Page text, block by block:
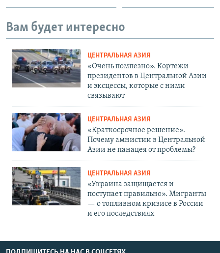
Вам будет интересно
ЦЕНТРАЛЬНАЯ АЗИЯ
«Очень помпезно». Кортежи
президентов в Центральной Азии
и эксцессы, которые с ними
связывают
ЦЕНТРАЛЬНАЯ АЗИЯ
«Краткосрочное решение».
Почему амнистии в Центральной
Азии не панацея от проблемы?
ЦЕНТРАЛЬНАЯ АЗИЯ
«Украина защищается и
поступает правильно». Мигранты
— о топливном кризисе в России
и его последствиях